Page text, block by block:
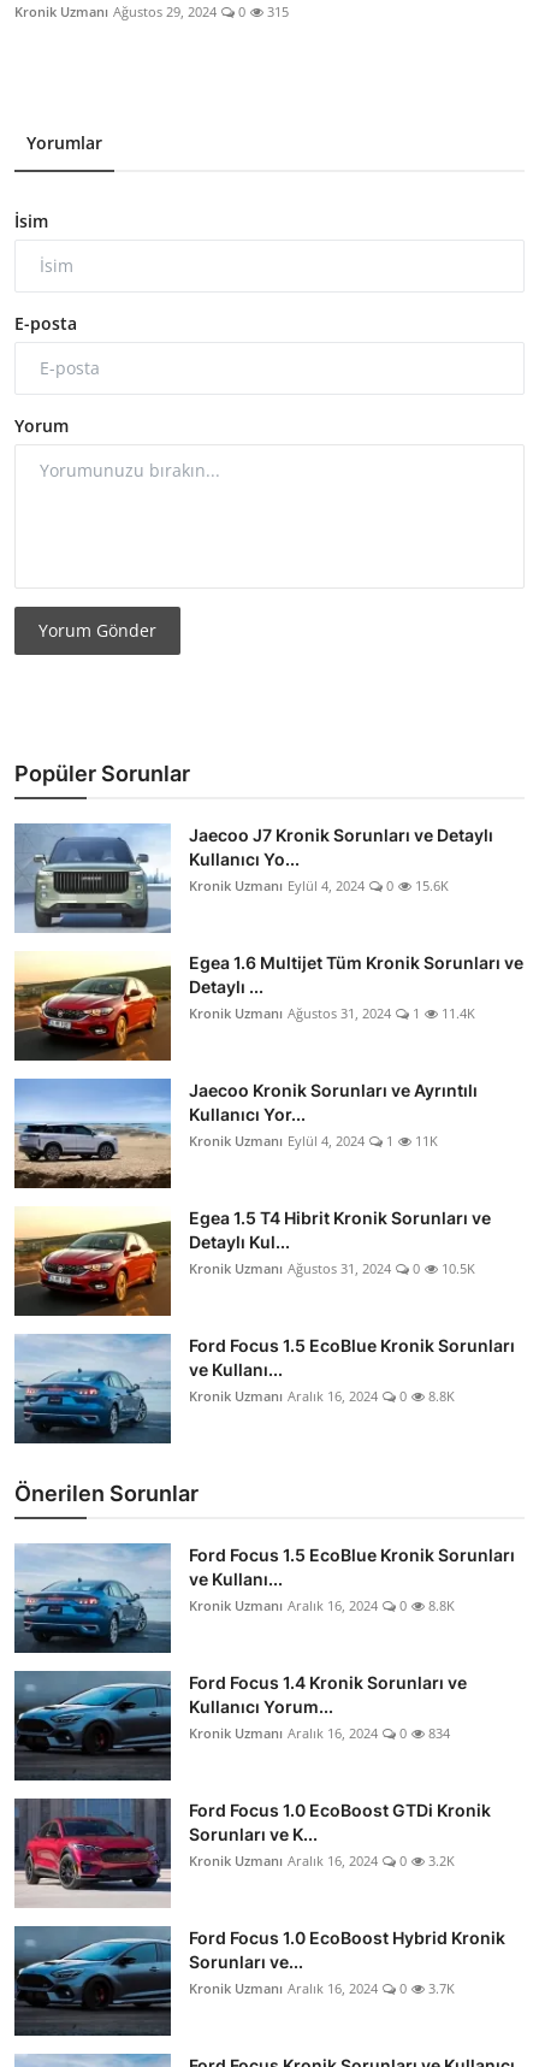
Kronik Uzmanı Ağustos 29, 2024 0 315
Yorumlar
İsim
E-posta
Yorum
Yorum Gönder
Popüler Sorunlar
Jaecoo J7 Kronik Sorunları ve Detaylı
Kullanıcı Yo...
Kronik Uzmanı Eylül 4, 2024 0 15.6K
Egea 1.6 Multijet Tüm Kronik Sorunları ve
Detaylı ...
Kronik Uzmanı Ağustos 31, 2024 1 11.4K
Jaecoo Kronik Sorunları ve Ayrıntılı
Kullanıcı Yor...
Kronik Uzmanı Eylül 4, 2024 1 11K
Egea 1.5 T4 Hibrit Kronik Sorunları ve
Detaylı Kul...
Kronik Uzmanı Ağustos 31, 2024 0 10.5K
Ford Focus 1.5 EcoBlue Kronik Sorunları
ve Kullanı...
Kronik Uzmanı Aralık 16, 2024 0 8.8K
Önerilen Sorunlar
Ford Focus 1.5 EcoBlue Kronik Sorunları
ve Kullanı...
Kronik Uzmanı Aralık 16, 2024 0 8.8K
Ford Focus 1.4 Kronik Sorunları ve
Kullanıcı Yorum...
Kronik Uzmanı Aralık 16, 2024 0 834
Ford Focus 1.0 EcoBoost GTDi Kronik
Sorunları ve K...
Kronik Uzmanı Aralık 16, 2024 0 3.2K
Ford Focus 1.0 EcoBoost Hybrid Kronik
Sorunları ve...
Kronik Uzmanı Aralık 16, 2024 0 3.7K